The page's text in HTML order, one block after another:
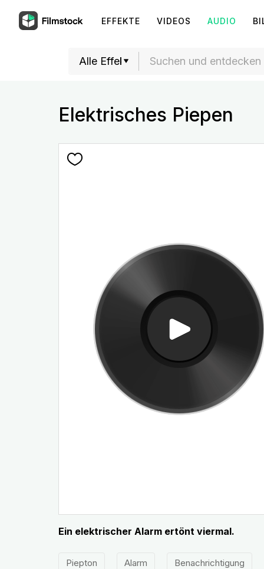
EFFEKTE VIDEOS AUDIO
Elektrisches Piepen
Ein elektrischer Alarm ertönt viermal.
Piepton Alarm Benachrichtigung